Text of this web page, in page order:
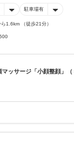
駐車場有
1.6km （徒歩21分）
ッサージ「小顔整顔」（